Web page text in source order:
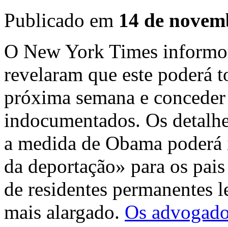
Publicado em 14 de
O New York Times
revelaram que este poderá
próxima semana e
indocumentados. Os
a medida de Obama
da deportação» para os
de residentes permanentes
mais alargado. Os